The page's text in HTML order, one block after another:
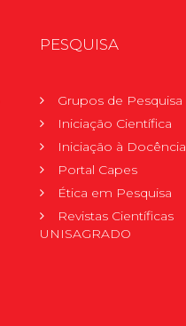
PESQUISA
Grupos de Pesquisa
Iniciação Científica
Iniciação à Docência
Portal Capes
Ética em Pesquisa
Revistas Científicas
UNISAGRADO